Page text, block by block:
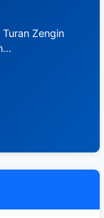
Zengin